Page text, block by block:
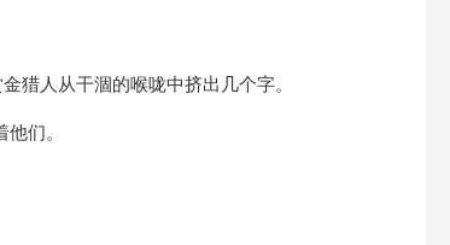
人从干涸的喉咙中挤出几个字。
们。